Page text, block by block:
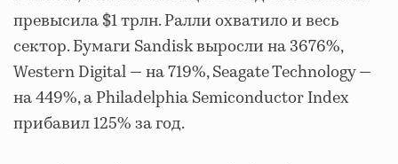
превысила $1 трлн. Ралли охватило и весь
сектор. Бумаги Sandisk выросли на 3676%,
Western Digital — на 719%, Seagate Technology —
на 449%, а Philadelphia Semiconductor Index
прибавил 125% за год.